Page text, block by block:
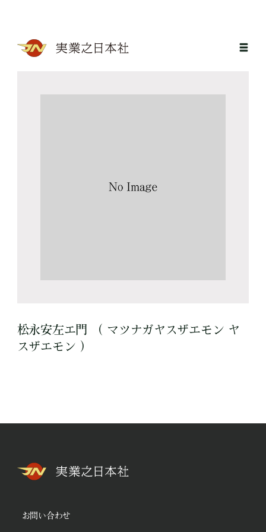
松永安左エ門 （ マツナガヤスザエモン ヤ
スザエモン ）
お問い合わせ